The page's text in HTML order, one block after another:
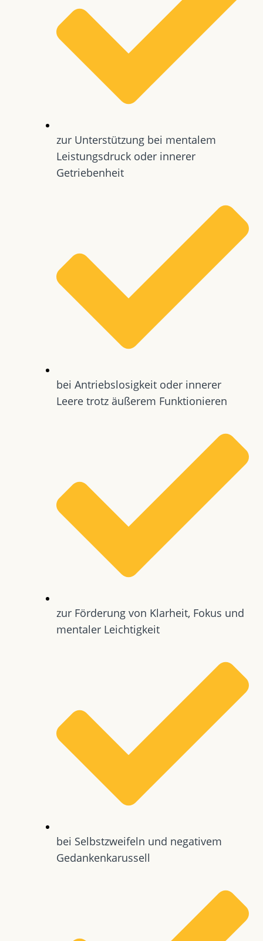
zur Unterstützung bei mentalem
Leistungsdruck oder innerer
Getriebenheit
bei Antriebslosigkeit oder innerer
Leere trotz äußerem Funktionieren
zur Förderung von Klarheit, Fokus und
mentaler Leichtigkeit
bei Selbstzweifeln und negativem
Gedankenkarussell